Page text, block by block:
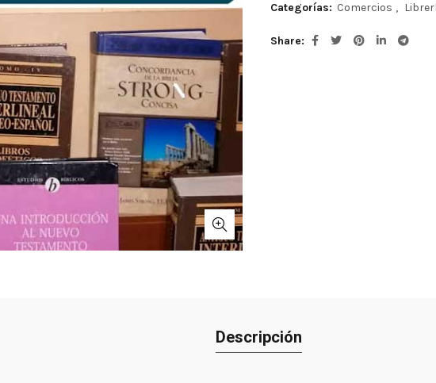
Categorías: Comercios ,
Share
Descripción